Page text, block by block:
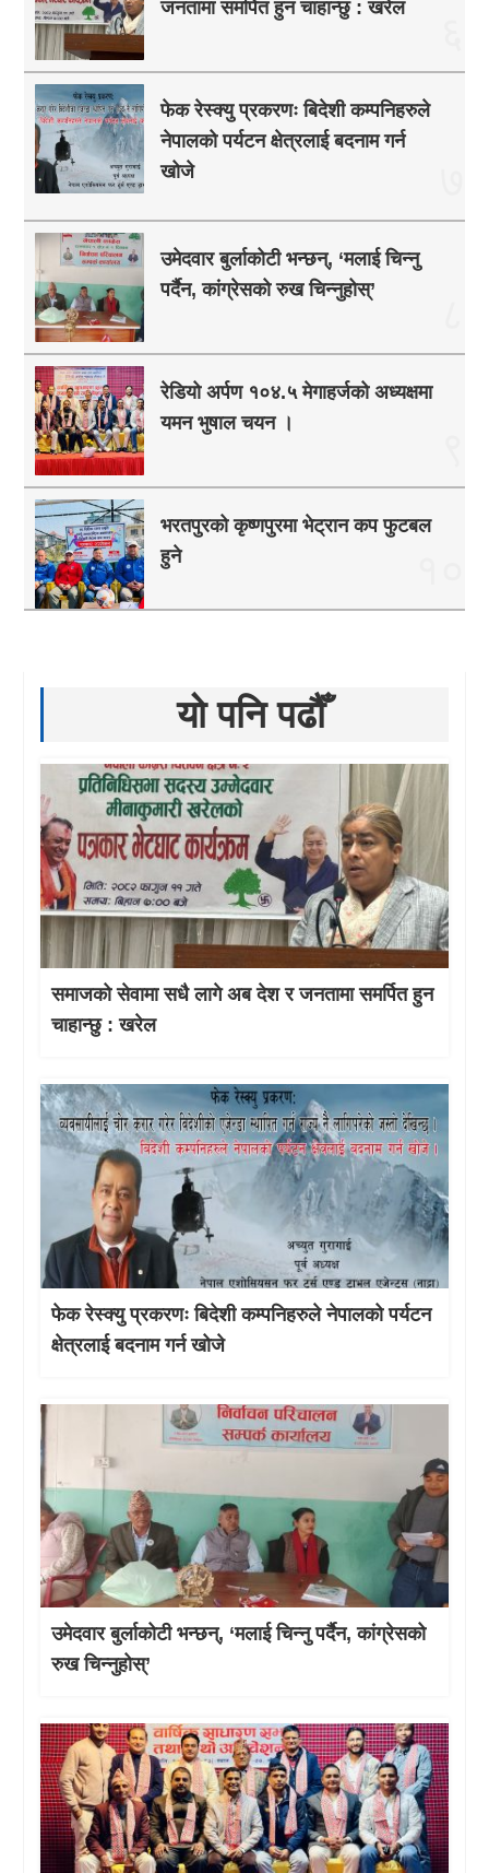
जनतामा समर्पित हुन चाहान्छु : खरेल
फेक रेस्क्यु प्रकरणः बिदेशी कम्पनिहरुले
नेपालको पर्यटन क्षेत्रलाई बदनाम गर्न
खोजे
उमेदवार बुर्लाकोटी भन्छन्, ‘मलाई चिन्नु
पर्दैन, कांग्रेसको रुख चिन्नुहोस्’
रेडियो अर्पण १०४.५ मेगाहर्जको अध्यक्षमा
यमन भुषाल चयन ।
भरतपुरको कृष्णपुरमा भेट्रान कप फुटबल
हुने
यो पनि पढौँ
समाजको सेवामा सधै लागे अब देश र जनतामा समर्पित हुन
चाहान्छु : खरेल
फेक रेस्क्यु प्रकरणः बिदेशी कम्पनिहरुले नेपालको पर्यटन
क्षेत्रलाई बदनाम गर्न खोजे
उमेदवार बुर्लाकोटी भन्छन्, ‘मलाई चिन्नु पर्दैन, कांग्रेसको
रुख चिन्नुहोस्’